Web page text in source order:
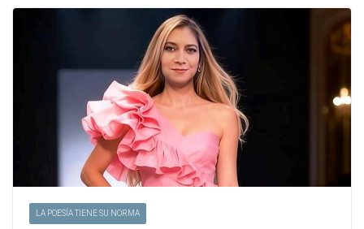
LA POESÍA TIENE SU NORMA